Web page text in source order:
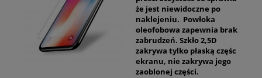
że jest niewidoczne po
naklejeniu. Powłoka
oleofobowa zapewnia brak
zabrudzeń. Szkło 2,5D
zakrywa tylko płaską częśc
ekranu, nie zakrywa jego
zaoblonej części.